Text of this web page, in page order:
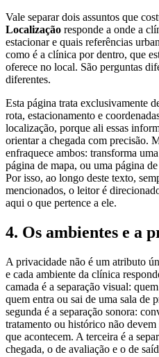
Vale separar dois assuntos que
Localização responde a onde a
estacionar e quais referências
como é a clínica por dentro, que
oferece no local. São perguntas
diferentes.
Esta página trata exclusivamente
rota, estacionamento e
localização, porque ali essas
orientar a chegada com precisão.
enfraquece ambos: transforma
página de mapa, ou uma página
Por isso, ao longo deste texto,
mencionados, o leitor é
aqui o que pertence a ele.
4. Os ambientes e a
A privacidade não é um atributo
e cada ambiente da clínica
camada é a separação visual:
quem entra ou sai de uma sala de
segunda é a separação sonora:
tratamento ou histórico não
que acontecem. A terceira é a
chegada, o de avaliação e o de